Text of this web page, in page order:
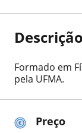
Preço
Formado em
pela UFMA.